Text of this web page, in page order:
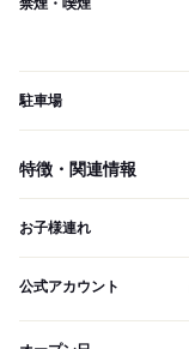
禁煙・喫煙
駐車場
特徴・関連情報
お子様連れ
公式アカウント